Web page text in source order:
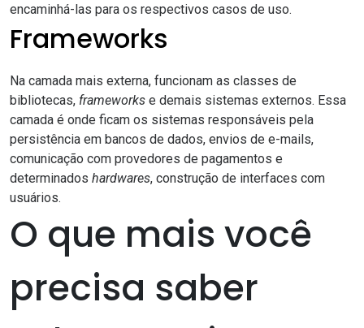
encaminhá-las para os respectivos casos de uso.
Frameworks
Na camada mais externa, funcionam as classes de
bibliotecas, frameworks e demais sistemas externos. Essa
camada é onde ficam os sistemas responsáveis pela
persistência em bancos de dados, envios de e-mails,
comunicação com provedores de pagamentos e
determinados hardwares, construção de interfaces com
usuários.
O que mais você
precisa saber